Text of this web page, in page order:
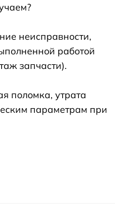
неисправности,
работой
запчасти).
поломка, утрата
параметрам при